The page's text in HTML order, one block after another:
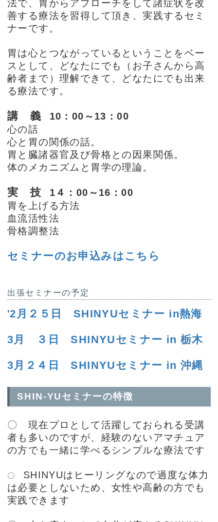
法で、胃からアプローチをして諸症状を改
善する療法を習得して頂き、実践するセミ
ナーです。
胃は心とつながっているということをベー
スとして、どなたにでも（お子さんから高
齢者まで）理解できて、どなたにでも出来
る療法です。
講 義
10：00～13：00
心の話
心と胃の関係の話。
胃と臓諸器官及び骨格との因果関係。
体のメカニズムと胃学の理論。
実 技
1４：00～16：00
胃を上げる方法
血流活性法
骨格調整法
セミナーのお申込みはこちら
出張セミナーの予定
'2月２５日 SHINYUセミナー in熱海
3月 ３日 SHINYUセミナー in 栃木
3月２４日 SHINYUセミナー in 沖縄
SHIN-YUセミナーの特徴
〇 現在プロとして活躍しておられる受講
者も多いのですが、経験のないアマチュア
の方でも一緒に学べるシンプルな療法です
〇 SHINYUはヒーリングなので過度な体力
は必要としないため、女性や高齢の方でも
実践できます